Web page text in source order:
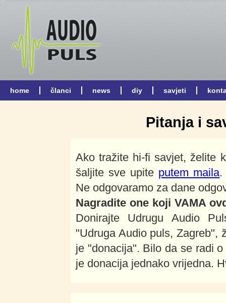
Pitanja i
Ako tražite hi-fi savjet, želite
šaljite sve upite putem maila.
Ne odgovaramo za dane
Nagradite one koji VAMA
Donirajte Udrugu Audio
"Udruga Audio puls, Zagreb",
je "donacija". Bilo da se radi
je donacija jednako vrijedna.